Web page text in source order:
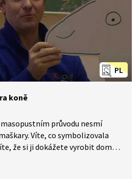
PL
koně
průvodu nesmí
Víte, co symbolizovala
že si ji dokážete vyrobit doma?